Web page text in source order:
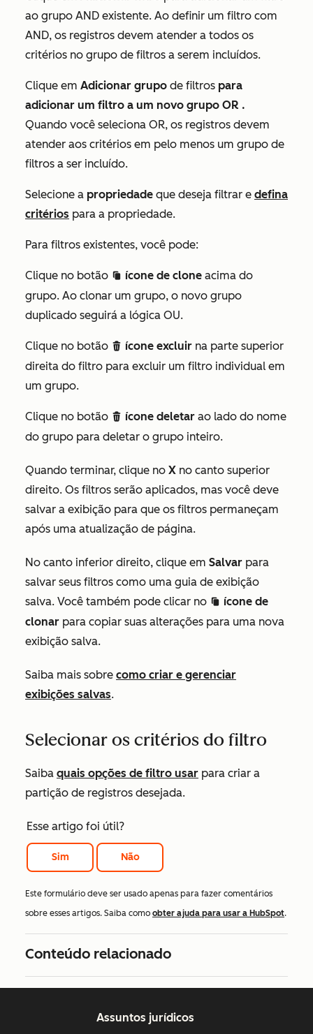
ao grupo AND existente. Ao definir um filtro com
AND, os registros devem atender a todos os
critérios no grupo de filtros a serem incluídos.
Clique em Adicionar grupo de filtros para
adicionar um filtro a um novo grupo OR .
Quando você seleciona OR, os registros devem
atender aos critérios em pelo menos um grupo de
filtros a ser incluído.
Selecione a propriedade que deseja filtrar e defina
critérios para a propriedade.
Para filtros existentes, você pode:
Clique no botão duplicate ícone de clone acima do
grupo. Ao clonar um grupo, o novo grupo
duplicado seguirá a lógica OU.
Clique no botão delete ícone excluir na parte superior
direita do filtro para excluir um filtro individual em
um grupo.
Clique no botão delete ícone deletar ao lado do nome
do grupo para deletar o grupo inteiro.
Quando terminar, clique no X no canto superior
direito. Os filtros serão aplicados, mas você deve
salvar a exibição para que os filtros permaneçam
após uma atualização de página.
No canto inferior direito, clique em Salvar para
salvar seus filtros como uma guia de exibição
salva. Você também pode clicar no duplicate ícone de
clonar para copiar suas alterações para uma nova
exibição salva.
Saiba mais sobre como criar e gerenciar
exibições salvas.
Selecionar os critérios do filtro
Saiba quais opções de filtro usar para criar a
partição de registros desejada.
Esse artigo foi útil?
Sim Não
Este formulário deve ser usado apenas para fazer comentários
sobre esses artigos. Saiba como obter ajuda para usar a HubSpot.
Conteúdo relacionado
Assuntos jurídicos